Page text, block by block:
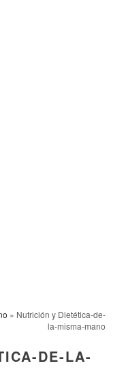
» Nutrición y Dietética-de-
la-misma-mano
DE-LA-